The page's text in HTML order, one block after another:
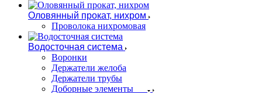
Оловянный прокат, нихром
Проволока нихромовая
Водосточная система
Воронки
Держатели желоба
Держатели трубы
Доборные элементы